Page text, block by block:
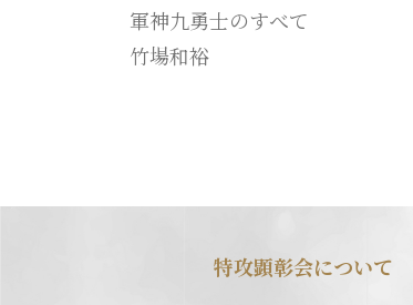
軍神九勇士のすべて
竹場和裕
特攻顕彰会について